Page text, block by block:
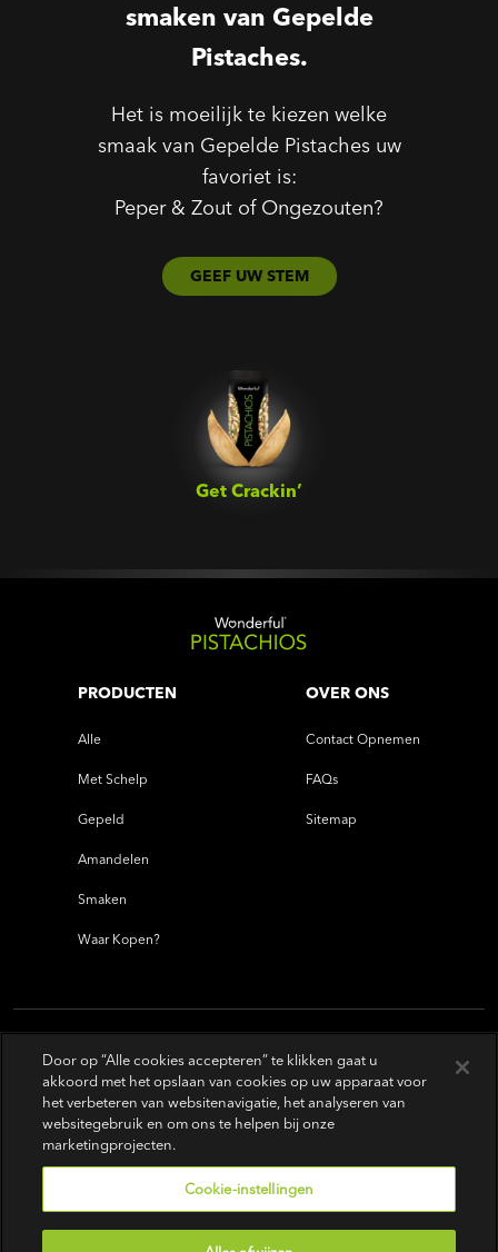
smaken van Gepelde
Pistaches.
Het is moeilijk te kiezen welke
smaak van Gepelde Pistaches uw
favoriet is:
Peper & Zout of Ongezouten?
GEEF UW STEM
Get Crackin’‎
PRODUCTEN
Alle
Met Schelp
Gepeld
Amandelen
Smaken
Waar Kopen?
OVER ONS
Contact Opnemen
FAQs
Sitemap
Door op “Alle cookies accepteren” te klikken gaat u
akkoord met het opslaan van cookies op uw apparaat voor
het verbeteren van websitenavigatie, het analyseren van
websitegebruik en om ons te helpen bij onze
marketingprojecten.
Cookie-instellingen